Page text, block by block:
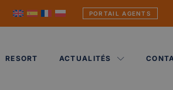
PORTAIL AGENTS
RESORT ACTUALITÉS